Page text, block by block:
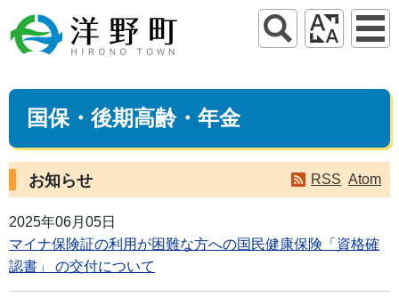
国保・後期高齢・年金
お知らせ RSS Atom
2025年06月05日
マイナ保険証の利用が困難な方への国民健康保険「資格確
認書」 の交付について